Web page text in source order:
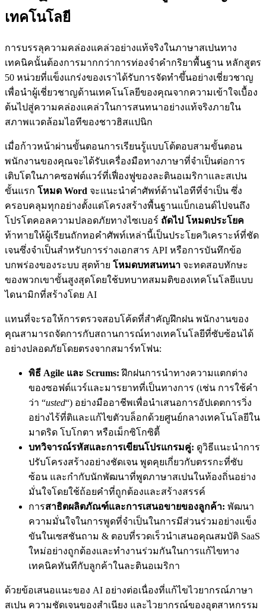
เทคโนโลยี
การบรรลุความคล่องแคล่วอย่างแท้จริงในภาษาสเปนทาง
เทคนิคนั้นต้องการมากกว่าการท่องจําคํากริยาพื้นฐาน หลักสูตร
50 หน่วยที่แข็งแกร่งของเราได้รับการจัดทําขึ้นอย่างเชี่ยวชาญ
เพื่อนําผู้เชี่ยวชาญด้านเทคโนโลยีของคุณจากความเข้าใจเบื้อง
ต้นไปสู่ความคล่องแคล่วในการสนทนาอย่างแท้จริงภายใน
สภาพแวดล้อมไอทีของชาวฮิสแปนิก
เมื่อก้าวหน้าผ่านขั้นตอนการเรียนรู้แบบโต้ตอบสามขั้นตอน
พนักงานของคุณจะได้รับเครื่องมือทางภาษาที่จําเป็นต่อการ
เติบโตในภาคซอฟต์แวร์ที่เฟื่องฟูของละตินอเมริกาและสเปน
ขั้นแรก โหมด Word จะแนะนําคําศัพท์ด้านไอทีที่จําเป็น ซึ่ง
ครอบคลุมทุกอย่างตั้งแต่โครงสร้างพื้นฐานแบ็กเอนด์ไปจนถึง
โปรโตคอลความปลอดภัยทางไซเบอร์ ถัดไป โหมดประโยค
ท้าทายให้ผู้เรียนถักทอคําศัพท์เหล่านี้เป็นประโยควิเคราะห์ที่ชัด
เจนซึ่งจําเป็นสําหรับการร่างเอกสาร API หรือการบันทึกข้อ
บกพร่องของระบบ สุดท้าย โหมดบทสนทนา จะทดสอบทักษะ
ของพวกเขาขั้นสูงสุดโดยใช้บทบาทสมมติของเทคโนโลยีแบบ
ไดนามิกที่สร้างโดย AI
แทนที่จะรอให้การตรวจสอบโค้ดที่สําคัญฝึกฝน พนักงานของ
คุณสามารถจัดการกับสถานการณ์ทางเทคโนโลยีที่ซับซ้อนได้
อย่างปลอดภัยโดยตรงจากสมาร์ทโฟน:
พิธี Agile และ Scrums: ฝึกฝนการนําทางความแตกต่าง
ของซอฟต์แวร์และมารยาทที่เป็นทางการ (เช่น การใช้คํา
ว่า “usted“) อย่างมืออาชีพเพื่อนําเสนอการอัปเดตการวิ่ง
อย่างไร้ที่ติและแก้ไขตัวบล็อกด้วยศูนย์กลางเทคโนโลยีใน
มาดริด โบโกตา หรือเม็กซิโกซิตี้
บทวิจารณ์รหัสและการเขียนโปรแกรมคู่: ดูวิธีแนะนําการ
ปรับโครงสร้างอย่างชัดเจน พูดคุยเกี่ยวกับตรรกะที่ซับ
ซ้อน และกํากับนักพัฒนาที่พูดภาษาสเปนในท้องถิ่นอย่าง
มั่นใจโดยใช้ถ้อยคําที่ถูกต้องและสร้างสรรค์
การสาธิตผลิตภัณฑ์และการเสนอขายของลูกค้า: พัฒนา
ความมั่นใจในการพูดที่จําเป็นในการมีส่วนร่วมอย่างแข็ง
ขันในเซสชันถาม & ตอบที่รวดเร็วนําเสนอคุณสมบัติ SaaS
ใหม่อย่างถูกต้องและทํางานร่วมกันในการแก้ไขทาง
เทคนิคทันทีกับลูกค้าในละตินอเมริกา
ด้วยข้อเสนอแนะของ AI อย่างต่อเนื่องที่แก้ไขไวยากรณ์ภาษา
สเปน ความชัดเจนของสําเนียง และไวยากรณ์ของอุตสาหกรรม